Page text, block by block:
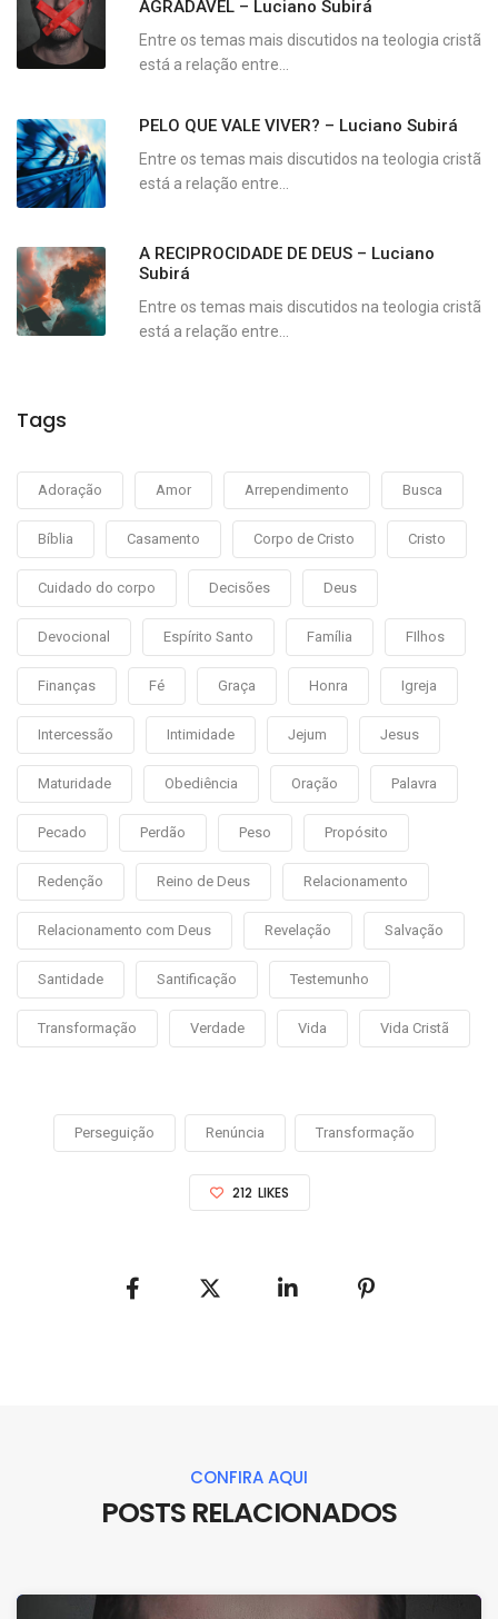
AGRADÁVEL – Luciano Subirá
Entre os temas mais discutidos na teologia cristã
está a relação entre...
PELO QUE VALE VIVER? – Luciano Subirá
Entre os temas mais discutidos na teologia cristã
está a relação entre...
A RECIPROCIDADE DE DEUS – Luciano
Subirá
Entre os temas mais discutidos na teologia cristã
está a relação entre...
Tags
Adoração Amor Arrependimento Busca
Bíblia Casamento Corpo de Cristo Cristo
Cuidado do corpo Decisões Deus
Devocional Espírito Santo Família FIlhos
Finanças Fé Graça Honra Igreja
Intercessão Intimidade Jejum Jesus
Maturidade Obediência Oração Palavra
Pecado Perdão Peso Propósito
Redenção Reino de Deus Relacionamento
Relacionamento com Deus Revelação Salvação
Santidade Santificação Testemunho
Transformação Verdade Vida Vida Cristã
Perseguição Renúncia Transformação
212 LIKES
CONFIRA AQUI
POSTS RELACIONADOS